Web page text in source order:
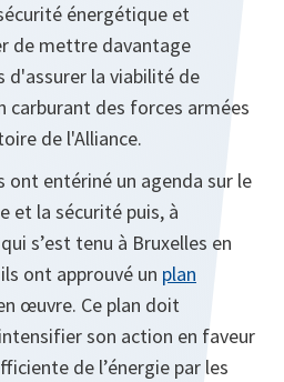
énergétique et
de mettre davantage
d'assurer la viabilité de
carburant des forces armées
de l'Alliance.
ont entériné un agenda sur le
et la sécurité puis, à
s’est tenu à Bruxelles en
ont approuvé un plan
œuvre. Ce plan doit
son action en faveur
de l’énergie par les